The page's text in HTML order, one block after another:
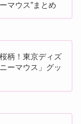
マウス”まとめ
柄！東京ディズ
ーマウス」グッ